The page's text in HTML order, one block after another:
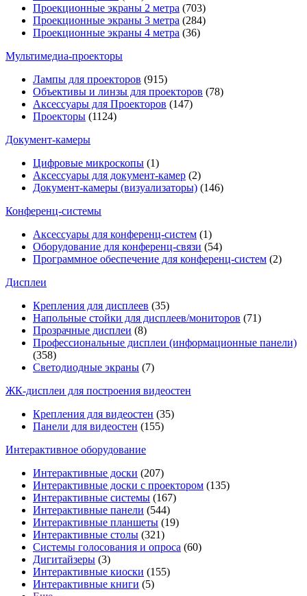
Проекционные экраны 2 метра (703)
Проекционные экраны 3 метра (284)
Проекционные экраны 4 метра (36)
Мультимедиa-проекторы
Лампы для проекторов (915)
Объективы и линзы для проекторов (78)
Аксессуары для Проекторов (147)
Проекторы (1124)
Документ-камеры
Цифровые микроскопы (1)
Аксессуары для документ-камер (2)
Документ-камеры (визуализаторы) (146)
Конференц-системы
Аксессуары для конференц-систем (1)
Оборудование для конференц-связи (54)
Программное обеспечение для конференц-систем (2)
Дисплеи
Крепления для дисплеев (35)
Напольные стойки для дисплеев/мониторов (71)
Прозрачные дисплеи (8)
Профессиональные дисплеи (информационные панели)
(358)
Светодиодные экраны (7)
ЖК-дисплеи для построения видеостен
Крепления для видеостен (35)
Панели для видеостен (155)
Интерактивное оборудование
Интерактивные доски (207)
Интерактивные доски с проектором (135)
Интерактивные системы (167)
Интерактивные панели (544)
Интерактивные планшеты (19)
Интерактивные столы (321)
Системы голосования и опроса (60)
Дигитайзеры (3)
Интерактивные киоски (155)
Интерактивные книги (5)